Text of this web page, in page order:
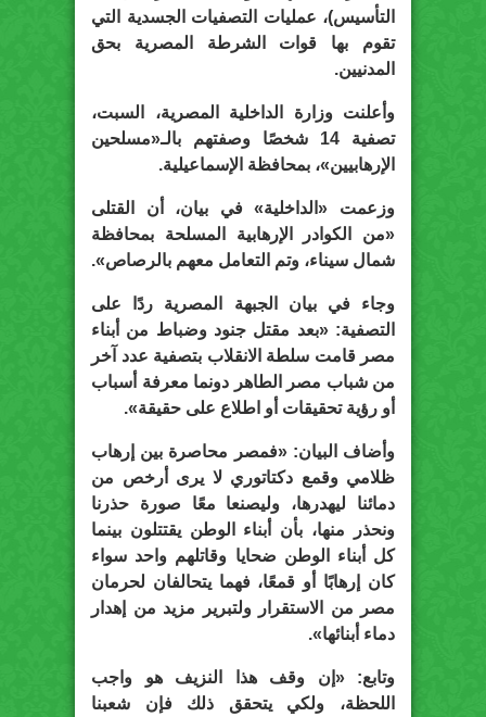
التأسيس)، عمليات التصفيات الجسدية التي
تقوم بها قوات الشرطة المصرية بحق
المدنيين.
وأعلنت وزارة الداخلية المصرية، السبت،
تصفية 14 شخصًا وصفتهم بالـ«مسلحين
الإرهابيين»، بمحافظة الإسماعيلية.
وزعمت «الداخلية» في بيان، أن القتلى
«من الكوادر الإرهابية المسلحة بمحافظة
شمال سيناء، وتم التعامل معهم بالرصاص».
وجاء في بيان الجبهة المصرية ردًا على
التصفية: «بعد مقتل جنود وضباط من أبناء
مصر قامت سلطة الانقلاب بتصفية عدد آخر
من شباب مصر الطاهر دونما معرفة أسباب
أو رؤية تحقيقات أو اطلاع على حقيقة».
وأضاف البيان: «فمصر محاصرة بين إرهاب
ظلامي وقمع دكتاتوري لا يرى أرخص من
دمائنا ليهدرها، وليصنعا معًا صورة حذرنا
ونحذر منها، بأن أبناء الوطن يقتتلون بينما
كل أبناء الوطن ضحايا وقاتلهم واحد سواء
كان إرهابًا أو قمعًا، فهما يتحالفان لحرمان
مصر من الاستقرار ولتبرير مزيد من إهدار
دماء أبنائها».
وتابع: «إن وقف هذا النزيف هو واجب
اللحظة، ولكي يتحقق ذلك فإن شعبنا